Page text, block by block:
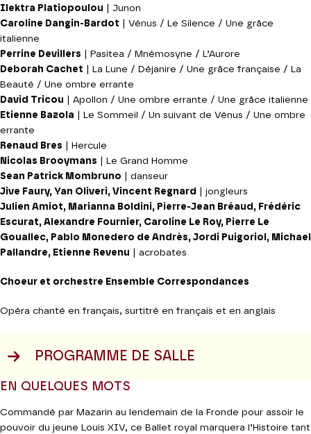
Ilektra Platiopoulou | Junon
Caroline Dangin-Bardot | Vénus / Le Silence / Une grâce
italienne
Perrine Devillers | Pasitea / Mnémosyne / L’Aurore
Deborah Cachet | La Lune / Déjanire / Une grâce française / La
Beauté / Une ombre errante
David Tricou | Apollon / Une ombre errante / Une grâce italienne
Etienne Bazola | Le Sommeil / Un suivant de Vénus / Une ombre
errante
Renaud Bres | Hercule
Nicolas Brooymans | Le Grand Homme
Sean Patrick Mombruno | danseur
Jive Faury, Yan Oliveri, Vincent Regnard
| jongleurs
Julien Amiot, Marianna Boldini, Pierre-Jean Bréaud, Frédéric
Escurat, Alexandre Fournier, Caroline Le Roy, Pierre Le
Gouallec, Pablo Monedero de Andrès, Jordi Puigoriol, Michael
Pallandre, Etienne Revenu | acrobates
Choeur et orchestre Ensemble Correspondances
Opéra chanté en français, surtitré en français et en anglais
PROGRAMME DE SALLE
EN QUELQUES MOTS
Commandé par Mazarin au lendemain de la Fronde pour assoir le
pouvoir du jeune Louis XIV, ce Ballet royal marquera l’Histoire tant